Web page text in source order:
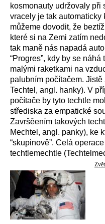
kosmonauty udržovaly při
vracely je tak
můžeme dovodit, že
které si na Zemi zatím
tak maně nás napadá
“Progres”, kdy by se
malými raketkami na
palubním počítačem.
Techtel, angl. hanky). V
počítače by tyto techtle
střediska za empatické
Završěením takových
Mechtel, angl. panky), ke
“skupinově”. Celá
techtlemechtle